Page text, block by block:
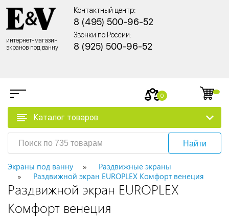
интернет-магазин
экранов под ванну
Контактный центр:
8 (495) 500-96-52
Звонки по России:
8 (925) 500-96-52
0
Каталог товаров
Найти
Экраны под ванну
Раздвижные экраны
Раздвижной экран EUROPLEX Комфорт венеция
Раздвижной экран EUROPLEX
Комфорт венеция